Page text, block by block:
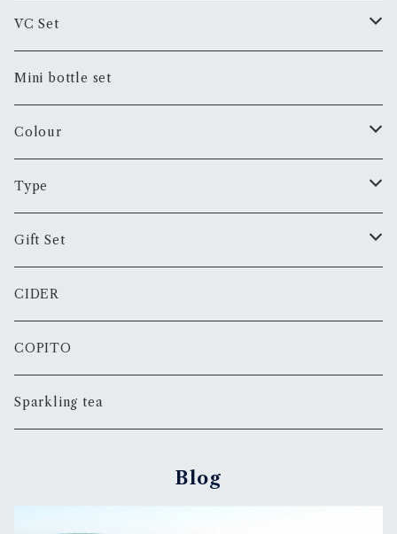
スペシャル・オファー Special Offer
プレミアム・オファー Premium Offer
VC Set
おまかせセットVC Set
プレミアム・オファー Premium Offer
Mini bottle set
Colour
White
Rose
Red
Orange
Type
Still
Sparkling
Fortified
Gift Set
JTB Collaboration
Father's day
CIDER
COPITO
Sparkling tea
Blog